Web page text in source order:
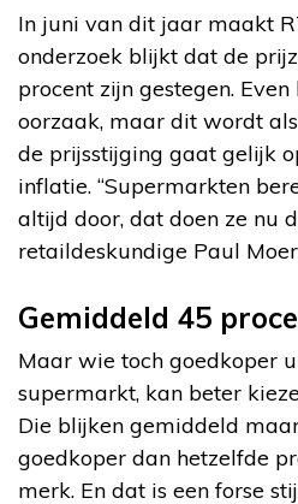
In juni van dit jaar maakt
onderzoek blijkt dat de
procent zijn gestegen.
oorzaak, maar dit wordt
de prijsstijging gaat gelijk
inflatie. “Supermarkten
altijd door, dat doen ze nu
retaildeskundige Paul
Gemiddeld 45
Maar wie toch goedkoper
supermarkt, kan beter
Die blijken gemiddeld
goedkoper dan hetzelfde
merk. En dat is een forse